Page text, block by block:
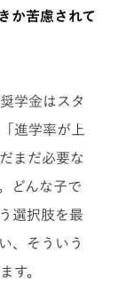
か苦慮されて
学金はスタ
進学率が上
まだ必要な
どんな子で
選択肢を最
、そういう
す。